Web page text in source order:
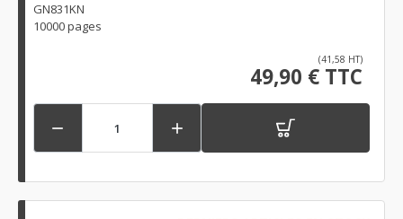
GN831KN
10000 pages
(41,58 HT)
49,90 € TTC
 